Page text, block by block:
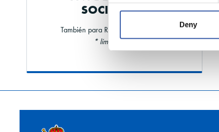
Deny
SOCIOS/AS
También para RS FAN y accionistas
* límite +40%